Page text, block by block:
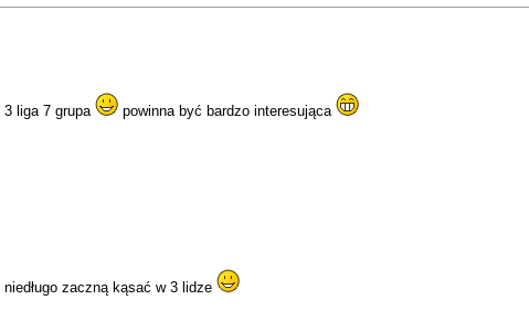
3 liga 7 grupa powinna być bardzo interesująca
zaczną kąsać w 3 lidze